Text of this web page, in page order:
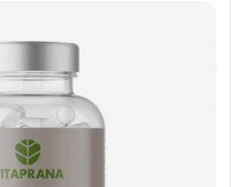
Creatine, 100 caps